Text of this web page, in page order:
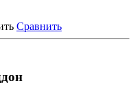
Сравнить